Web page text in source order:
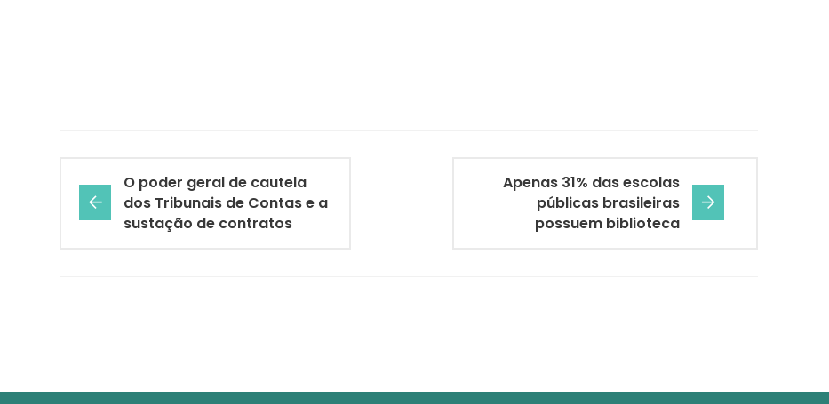
O poder geral de cautela
dos Tribunais de Contas e a
sustação de contratos
Apenas 31% das escolas
públicas brasileiras
possuem biblioteca